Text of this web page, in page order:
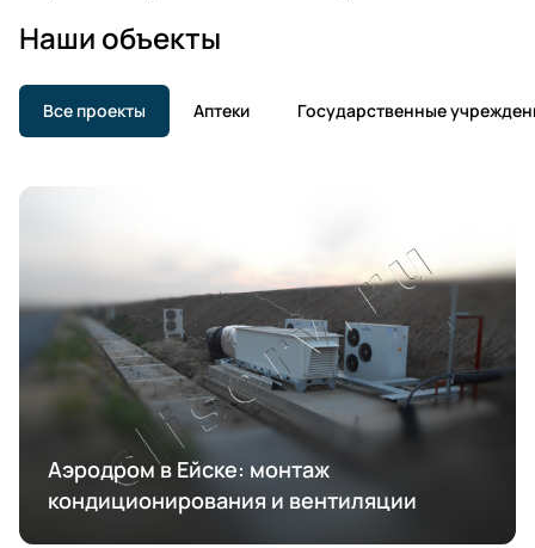
Наши объекты
Все проекты Аптеки Государственные
Аэродром в Ейске: монтаж
кондиционирования и вентиляции